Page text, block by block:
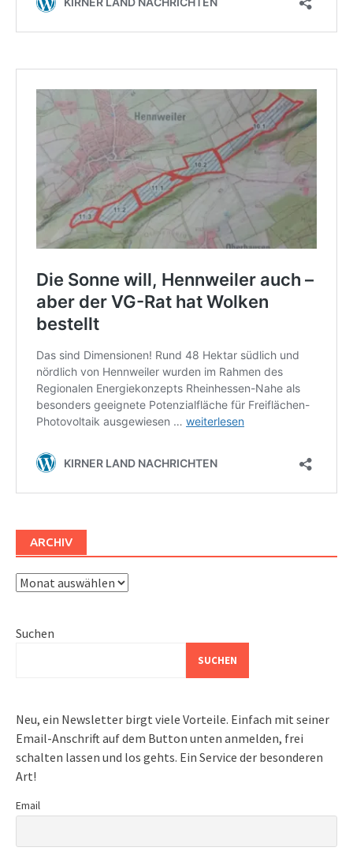
ARCHIV
Archiv
Suchen
SUCHEN
Neu, ein Newsletter birgt viele Vorteile. Einfach mit seiner
Email-Anschrift auf dem Button unten anmelden, frei
schalten lassen und los gehts. Ein Service der besonderen
Art!
Email